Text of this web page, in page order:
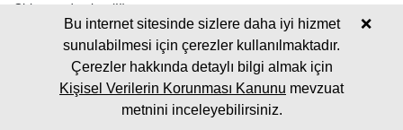
Chlorure de zinc (II)
Zinco (cloruro di)
Dichlorure de zine
chlorek cynku (II) (pl)
chlorure zinečnatý (cs)
Bu internet sitesinde sizlere daha iyi hizmet
sunulabilmesi için çerezler kullanılmaktadır.
Çerezler hakkında detaylı bilgi almak için
Kişisel Verilerin Korunması Kanunu mevzuat
metnini inceleyebilirsiniz.
❌